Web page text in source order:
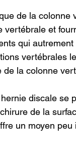
de la
vertébrale et
qui
vertébrales
la colonne
discale
de la
un moyen